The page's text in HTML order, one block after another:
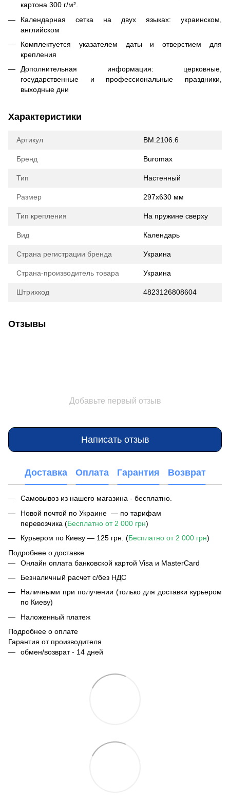
картона 300 г/м².
Календарная сетка на двух языках: украинском,
английском
Комплектуется указателем даты и отверстием для
крепления
Дополнительная информация: церковные,
государственные и профессиональные праздники,
выходные дни
Характеристики
Артикул BM.2106.6
Бренд Buromax
Тип Настенный
Размер 297х630 мм
Тип крепления На пружине сверху
Вид Календарь
Страна регистрации бренда Украина
Страна-производитель товара Украина
Штрихкод 4823126808604
Отзывы
Добавьте первый отзыв
Написать отзыв
Доставка Оплата Гарантия Возврат
Самовывоз из нашего магазина - бесплатно.
Новой почтой по Украине — по тарифам
перевозчика (Бесплатно от 2 000 грн)
Курьером по Киеву — 125 грн. (Бесплатно от 2 000 грн)
Подробнее о доставке
Онлайн оплата банковской картой Visa и MasterCard
Безналичный расчет с/без НДС
Наличными при получении (только для доставки курьером
по Киеву)
Наложенный платеж
Подробнее о оплате
Гарантия от производителя
обмен/возврат - 14 дней